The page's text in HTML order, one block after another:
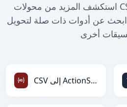
استكشف المزيد من محولات CSV إلى RDataFrame.
ابحث عن أدوات ذات صلة لتحويل CSV إلى RDataFrame
CSV إلى ActionScript